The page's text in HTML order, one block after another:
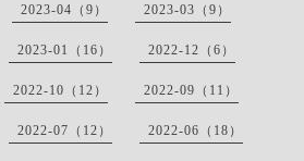
2023-04（9） 2023-03（9）
2023-01（16） 2022-12（6）
2022-10（12） 2022-09（11）
2022-07（12） 2022-06（18）